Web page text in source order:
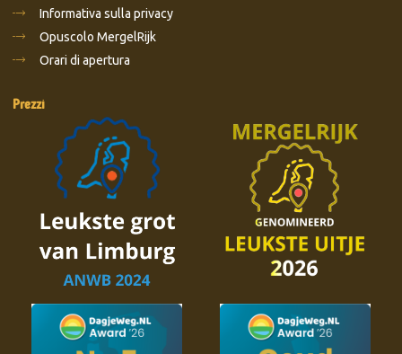
Informativa sulla privacy
Opuscolo MergelRijk
Orari di apertura
Prezzi